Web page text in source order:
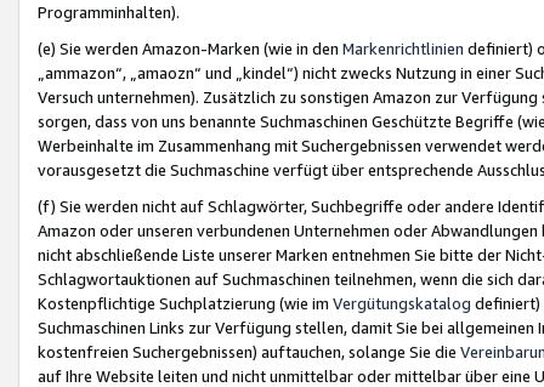
Programminhalten).
(e) Sie werden Amazon-Marken (wie in den Markenrichtlinien definiert)
„ammazon“, „amaozn“ und „kindel“) nicht zwecks Nutzung in einer
Versuch unternehmen). Zusätzlich zu sonstigen Amazon zur
sorgen, dass von uns benannte Suchmaschinen Geschützte Begriffe
Werbeinhalte im Zusammenhang mit Suchergebnissen verwendet
vorausgesetzt die Suchmaschine verfügt über entsprechende
(f) Sie werden nicht auf Schlagwörter, Suchbegriffe oder andere
Amazon oder unseren verbundenen Unternehmen oder
nicht abschließende Liste unserer Marken entnehmen Sie bitte der
Schlagwortauktionen auf Suchmaschinen teilnehmen, wenn die sich
Kostenpflichtige Suchplatzierung (wie im Vergütungskatalog definiert)
Suchmaschinen Links zur Verfügung stellen, damit Sie bei
kostenfreien Suchergebnissen) auftauchen, solange Sie die
auf Ihre Website leiten und nicht unmittelbar oder mittelbar über eine